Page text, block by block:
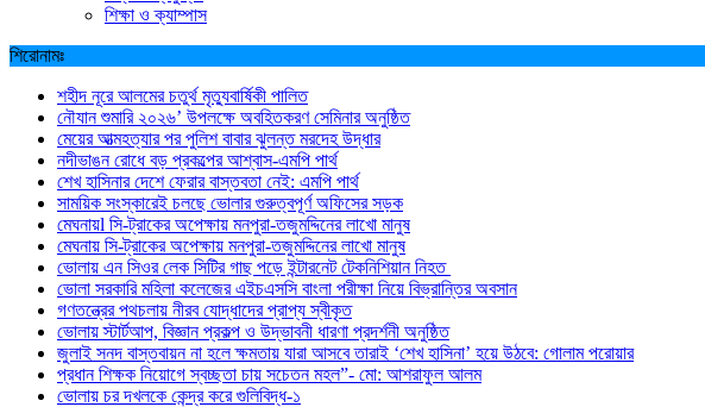
শিক্ষা ও ক্যাম্পাস
শিরোনামঃ
শহীদ নূরে আলমের চতুর্থ মৃত্যুবার্ষিকী পালিত
নৌযান শুমারি ২০২৬’ উপলক্ষে অবহিতকরণ সেমিনার অনুষ্ঠিত
মেয়ের আত্মহত্যার পর পুলিশ বাবার ঝুলন্ত মরদেহ উদ্ধার
নদীভাঙন রোধে বড় প্রকল্পের আশ্বাস-এমপি পার্থ
শেখ হাসিনার দেশে ফেরার বাস্তবতা নেই: এমপি পার্থ
সাময়িক সংস্কারেই চলছে ভোলার গুরুত্বপূর্ণ অফিসের সড়ক
মেঘনায়l সি-ট্রাকের অপেক্ষায় মনপুরা-তজুমদ্দিনের লাখো মানুষ
মেঘনায় সি-ট্রাকের অপেক্ষায় মনপুরা-তজুমদ্দিনের লাখো মানুষ
ভোলায় এন সিওর লেক সিটির গাছ পড়ে ইন্টারনেট টেকনিশিয়ান নিহত
ভোলা সরকারি মহিলা কলেজের এইচএসসি বাংলা পরীক্ষা নিয়ে বিভ্রান্তির অবসান
গণতন্ত্রের পথচলায় নীরব যোদ্ধাদের প্রাপ্য স্বীকৃত
ভোলায় স্টার্টআপ, বিজ্ঞান প্রকল্প ও উদ্ভাবনী ধারণা প্রদর্শনী অনুষ্ঠিত
জুলাই সনদ বাস্তবায়ন না হলে ক্ষমতায় যারা আসবে তারাই ‘শেখ হাসিনা’ হয়ে উঠবে: গোলাম পরোয়ার
প্রধান শিক্ষক নিয়োগে স্বচ্ছতা চায় সচেতন মহল”- মো: আশরাফুল আলম
ভোলায় চর দখলকে কেন্দ্র করে গুলিবিদ্ধ-১